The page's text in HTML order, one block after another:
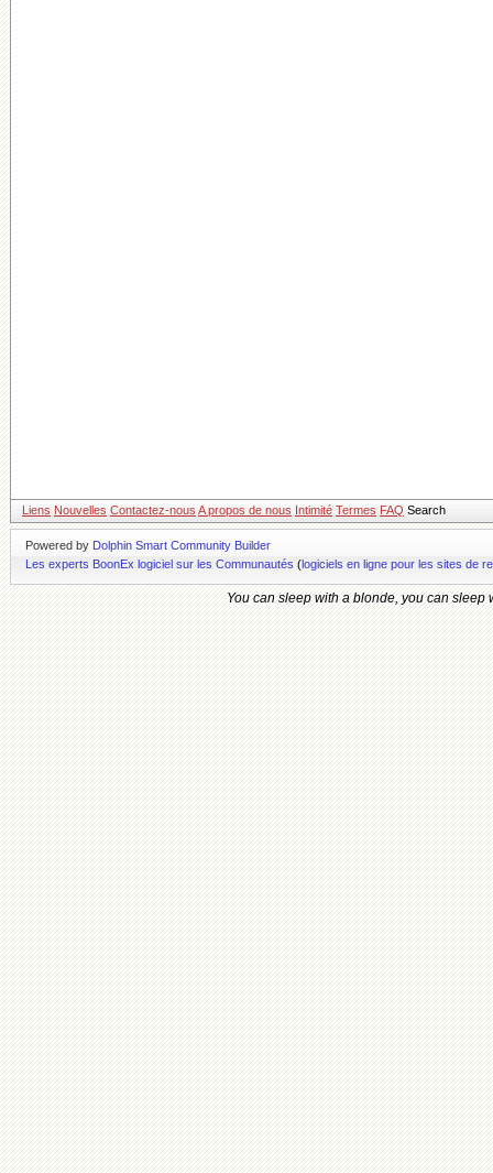
Liens Nouvelles Contactez-nous A propos de nous Intimité Termes FAQ Search
Powered by Dolphin Smart Community Builder
Les experts BoonEx logiciel sur les Communautés (logiciels en ligne pour les sites de
You can sleep with a blonde, you can sleep